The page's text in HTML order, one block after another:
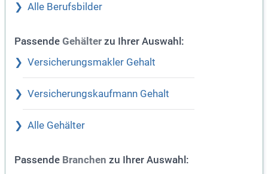
Alle Berufsbilder
Passende Gehälter zu Ihrer Auswahl:
Versicherungsmakler Gehalt
Versicherungskaufmann Gehalt
Alle Gehälter
Passende Branchen zu Ihrer Auswahl: